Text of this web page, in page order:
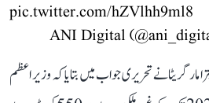
pic.twitter.com/hZVlhh9ml8
مارگریٹا نے تحریری جواب میں بتایا کہ وزیر اعظم